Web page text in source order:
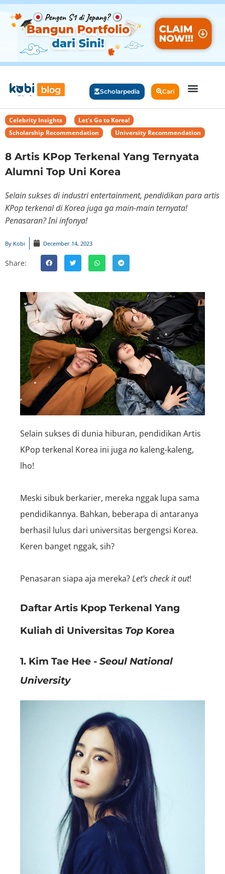
Scholarpedia Cari
Celebrity Insights Let's Go to Korea!
Scholarship Recommendation
University Recommendation
8 Artis KPop Terkenal Yang Ternyata
Alumni Top Uni Korea
Selain sukses di industri entertainment, pendidikan para artis
KPop terkenal di Korea juga ga main-main ternyata!
Penasaran? Ini infonya!
By Kobi December 14, 2023
Share:
Selain sukses di dunia hiburan, pendidikan Artis
KPop terkenal Korea ini juga no kaleng-kaleng,
lho!
Meski sibuk berkarier, mereka nggak lupa sama
pendidikannya. Bahkan, beberapa di antaranya
berhasil lulus dari universitas bergengsi Korea.
Keren banget nggak, sih?
Penasaran siapa aja mereka?Let’s check it out!
Daftar Artis Kpop Terkenal Yang
Kuliah di Universitas Top Korea
1. Kim Tae Hee - Seoul National
University